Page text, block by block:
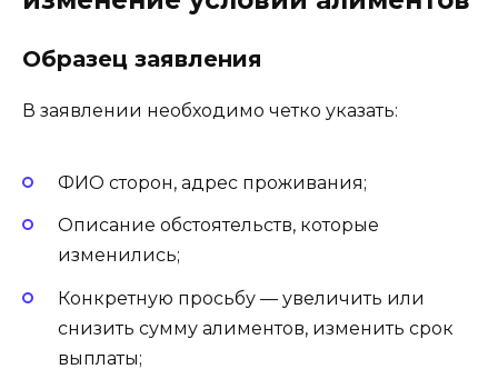
Образец заявления
В заявлении необходимо четко указать:
ФИО сторон, адрес проживания;
Описание обстоятельств, которые
изменились;
Конкретную просьбу — увеличить или
снизить сумму алиментов, изменить срок
выплаты;